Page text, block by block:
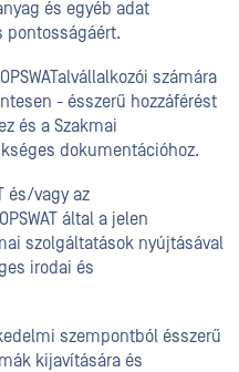
és egyéb adat
pontosságáért.
számára
- ésszerű hozzáférést
és a Szakmai
dokumentációhoz.
és/vagy az
által a jelen
szolgáltatások nyújtásával
irodai és
szempontból ésszerű
kijavítására és